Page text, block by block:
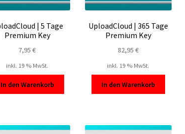
| 5 Tage
Premium Key
7,95€
inkl. 19 % MwSt.
In den Warenkorb
UploadCloud | 365 Tage
Premium Key
82,95 €
inkl. 19 % MwSt.
In den Warenkorb